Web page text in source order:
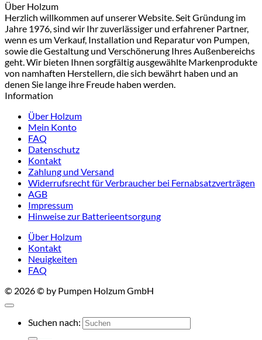
Über Holzum
Herzlich willkommen auf unserer Website. Seit Gründung im
Jahre 1976, sind wir Ihr zuverlässiger und erfahrener Partner,
wenn es um Verkauf, Installation und Reparatur von Pumpen,
sowie die Gestaltung und Verschönerung Ihres Außenbereichs
geht. Wir bieten Ihnen sorgfältig ausgewählte Markenprodukte
von namhaften Herstellern, die sich bewährt haben und an
denen Sie lange ihre Freude haben werden.
Information
Über Holzum
Mein Konto
FAQ
Datenschutz
Kontakt
Zahlung und Versand
Widerrufsrecht für Verbraucher bei Fernabsatzverträgen
AGB
Impressum
Hinweise zur Batterieentsorgung
Über Holzum
Kontakt
Neuigkeiten
FAQ
© 2026 © by Pumpen Holzum GmbH
Suchen nach: